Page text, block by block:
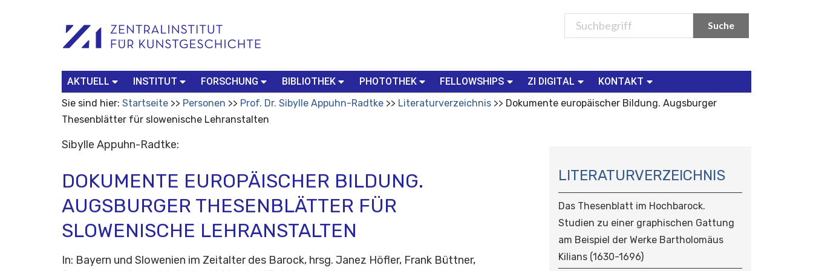
Werkzeuge
Search…
AKTUELL INSTITUT FORSCHUNG BIBLIOTHEK PHOTOTHEK FELLOWSHIPS ZI DIGITAL
KONTAKT
Sie sind hier: Startseite Personen Prof. Dr. Sibylle Appuhn-Radtke Literaturverzeichnis
Dokumente europäischer Bildung. Augsburger
Thesenblätter für slowenische Lehranstalten
Sibylle Appuhn-Radtke:
DOKUMENTE EUROPÄISCHER BILDUNG.
AUGSBURGER THESENBLÄTTER FÜR
SLOWENISCHE LEHRANSTALTEN
In: Bayern und Slowenien im Zeitalter des Barock, hrsg. Janez Höfler, Frank Büttner,
A
V
I
G
A
T
I
LITERATURVERZEICHNIS
Das Thesenblatt im Hochbarock.
Studien zu einer graphischen Gattung
am Beispiel der Werke Bartholomäus
Kilians (1630-1696)